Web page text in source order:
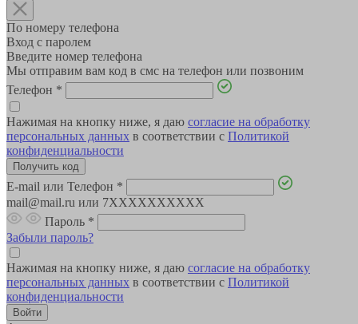
По номеру телефона
Вход с паролем
Введите номер телефона
Мы отправим вам код в смс на телефон или позвоним
Телефон *
Нажимая на кнопку ниже, я даю согласие на обработку
персональных данных в соответствии с Политикой
конфиденциальности
E-mail или Телефон *
mail@mail.ru или 7XXXXXXXXXX
Пароль *
Забыли пароль?
Нажимая на кнопку ниже, я даю согласие на обработку
персональных данных в соответствии с Политикой
конфиденциальности